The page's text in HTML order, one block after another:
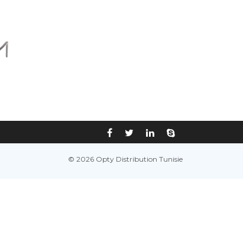
© 2026 Opty Distribution Tunisie